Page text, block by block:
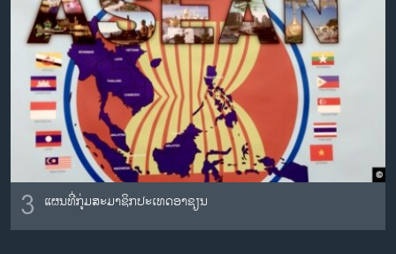
ພາສາຕ່າງໆ
3 ແຜນທີ່ກຸ່ມສະມາຊິກປະເທດອາຊຽນ